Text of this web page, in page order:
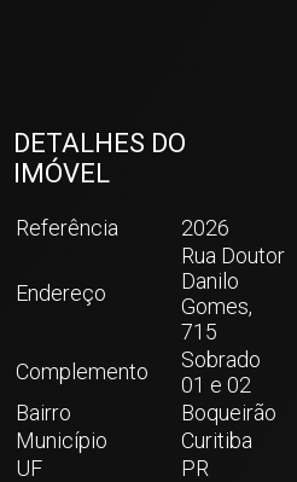
DETALHES DO
IMÓVEL
Referência 2026
Endereço
Rua Doutor
Danilo
Gomes,
715
Complemento
Sobrado
01 e 02
Bairro
Boqueirão
Município
Curitiba
UF
PR